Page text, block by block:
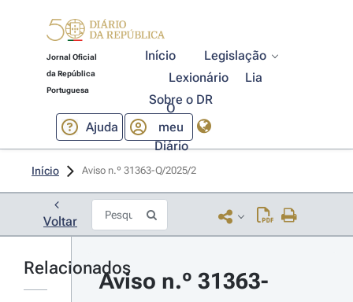
Jornal Oficial
da República
Portuguesa
Início
Legislação
Lexionário
Lia
Sobre o DR
Ajuda
O
meu
Diário
Início Aviso n.º 31363-Q/2025/2
Voltar
Relacionados
Aviso n.º 31363-